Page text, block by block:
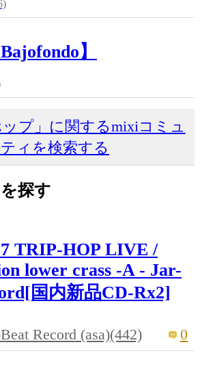
Bajofondo】
ップ」に関するmixiコミュ
ィを検索する
探す
TRIP-HOP LIVE /
lower crass -A - Jar-
国内新品CD-Rx2]
Record (asa)(442) 0